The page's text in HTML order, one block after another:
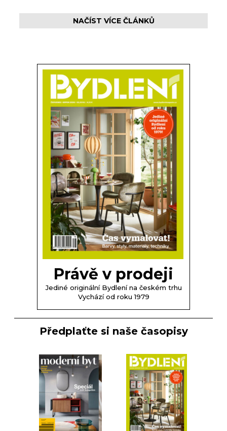
NAČÍST VÍCE ČLÁNKŮ
Právě v prodeji
Jediné originální Bydlení na českém trhu
Vychází od roku 1979
Předplaťte si naše časopisy